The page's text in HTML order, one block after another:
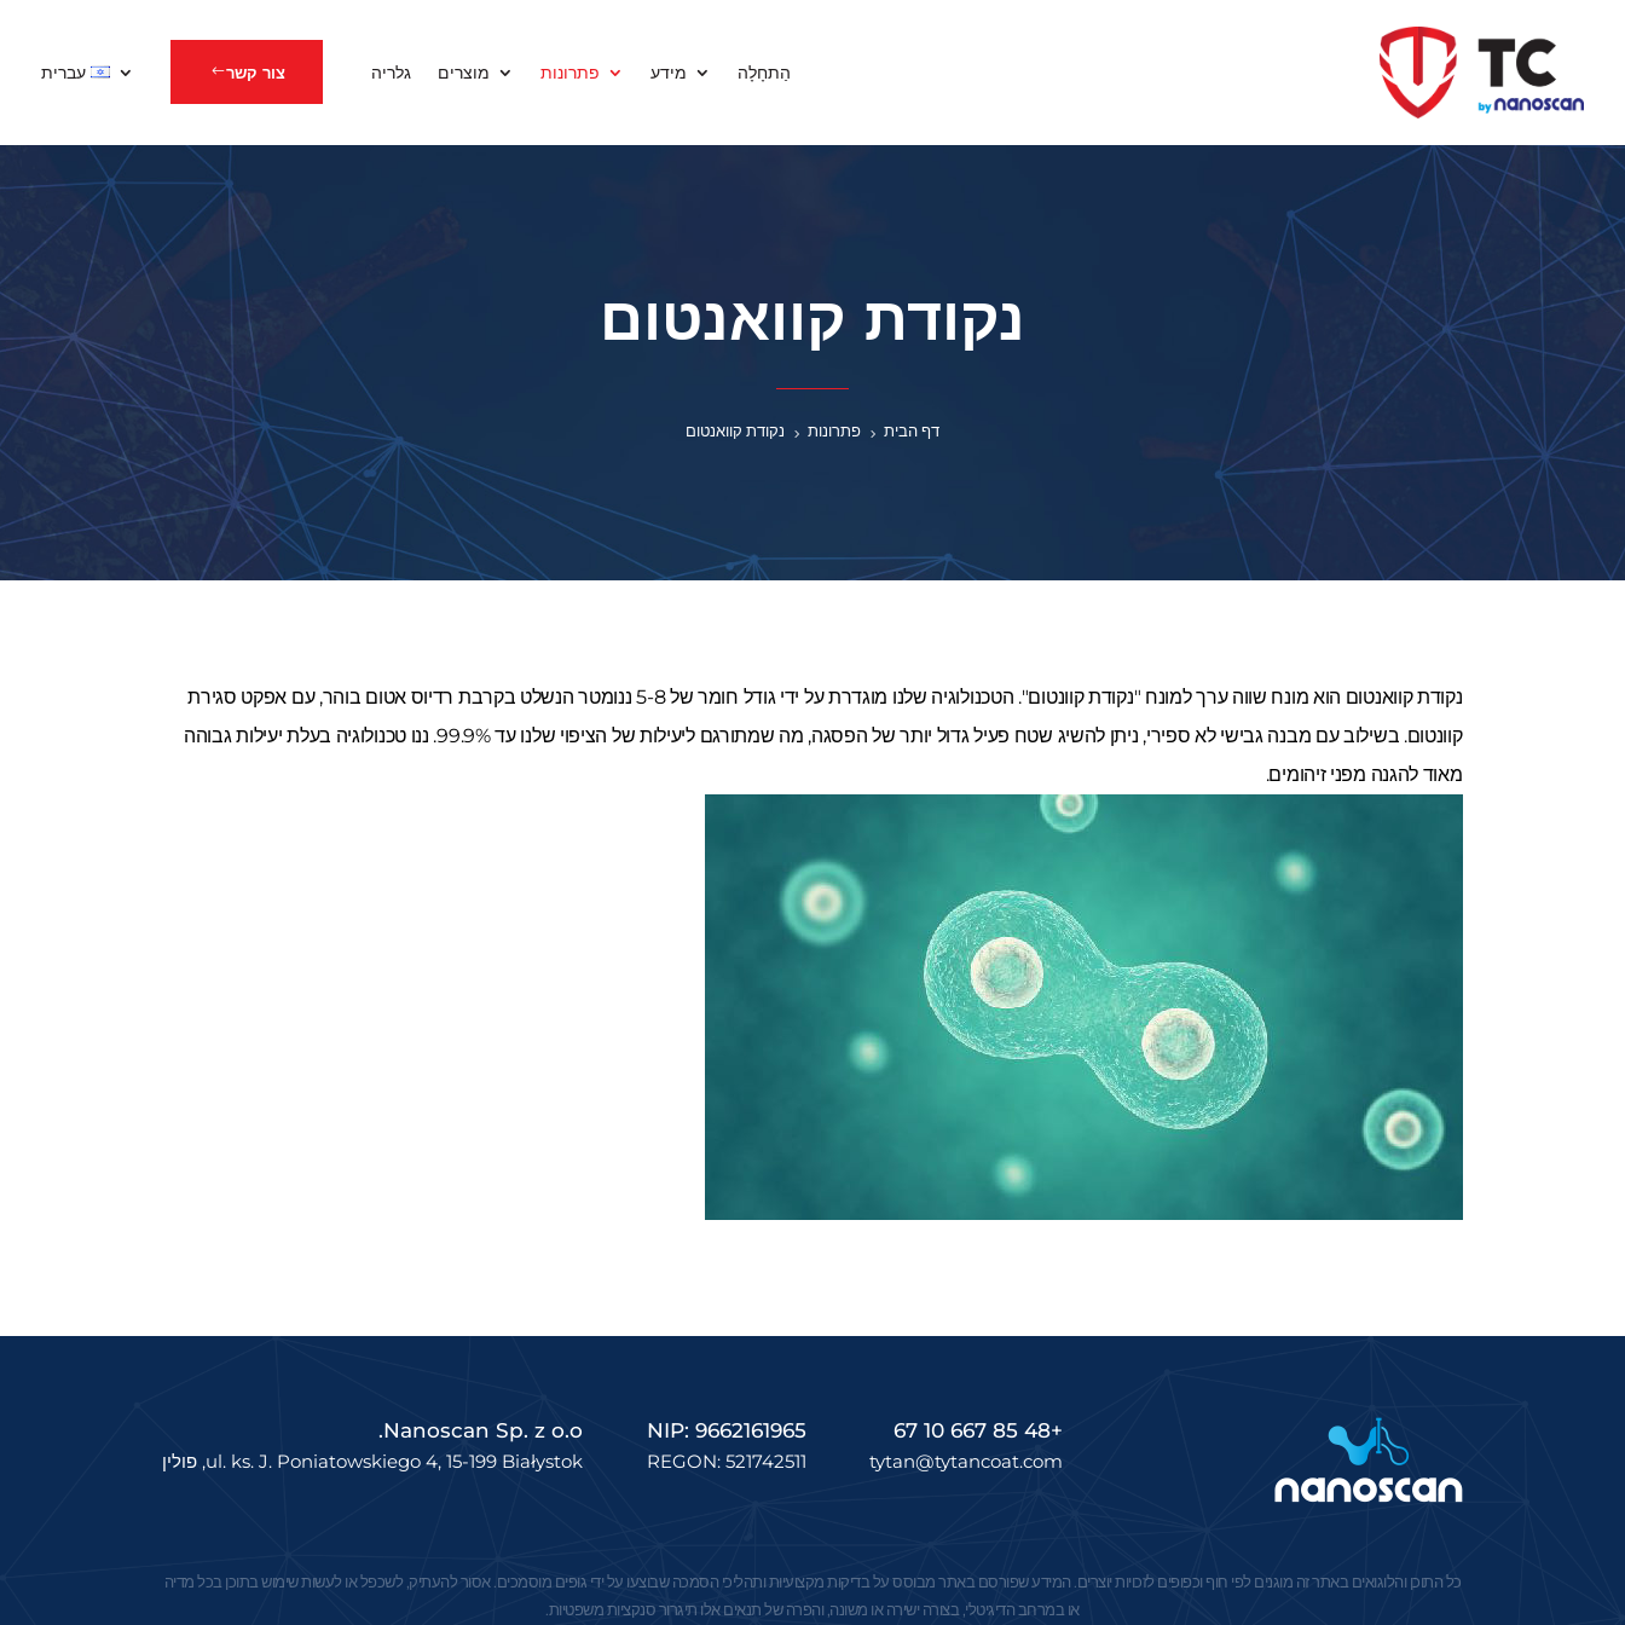
הַתחָלָה מידע פתרונות מוצרים גלריה צור קשר עברית
נקודת קוואנטום
דף הבית 5 פתרונות 5 נקודת קוואנטום
נקודת קוואנטום הוא מונח שווה ערך למונח "נקודת קוונטום". הטכנולוגיה שלנו מוגדרת על ידי גודל חומר של 5-8 ננומטר הנשלט בקרבת רדיוס אטום בוהר, עם אפקט סגירת
קוונטום. בשילוב עם מבנה גבישי לא ספירי, ניתן להשיג שטח פעיל גדול יותר של הפסגה, מה שמתורגם ליעילות של הציפוי שלנו עד 99.9%. ננו טכנולוגיה בעלת יעילות גבוהה
מאוד להגנה מפני זיהומים.
+48 85 667 10 67
tytan@tytancoat.com
NIP: 9662161965
REGON: 521742511
Nanoscan Sp. z o.o.
ul. ks. J. Poniatowskiego 4, 15-199 Białystok, פולין
כל התוכן והלוגואים באתר זה מוגנים לפי חוף וכפופים לזכויות יוצרים. המידע שפורסם באתר מבוסס על בדיקות מקצועיות ותהליכי הסמכה שבוצעו על ידי גופים מוסמכים. אסור להעתיק, לשכפל או לעשות שימוש בתוכן בכל מדיה
או במרחב הדיגיטלי, בצורה ישירה או משונה, והפרה של תנאים אלו תיגרור סנקציות משפטיות.